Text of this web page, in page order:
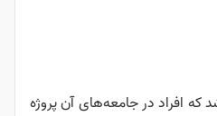
که افراد در جامعه‌های آن پروژه